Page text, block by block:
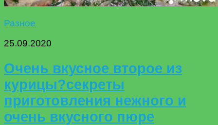
Разное
25.09.2020
Очень вкусное второе из
курицы?секреты
приготовления нежного и
очень вкусного пюре